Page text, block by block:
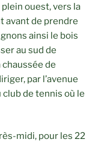
ouest, vers la
avant de prendre
ainsi le bois
au sud de
de
par l’avenue
club de tennis où le
midi, pour les 22